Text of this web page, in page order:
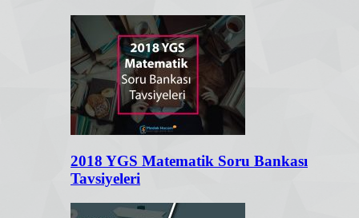
2018 YGS Matematik Soru Bankası
Tavsiyeleri